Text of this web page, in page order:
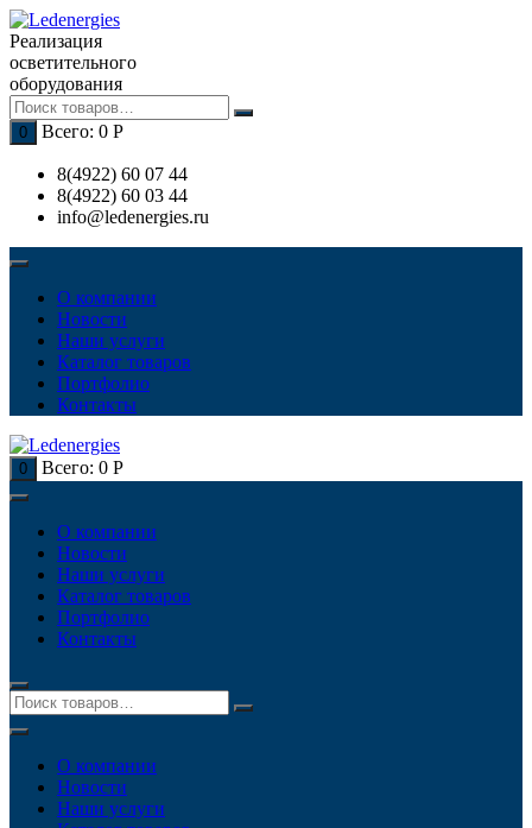
Перейти
к
содержимому
Реализация
осветительного
оборудования
0 Всего: 0 Р
8(4922) 60 07 44
8(4922) 60 03 44
info@ledenergies.ru
О компании
Новости
Наши услуги
Каталог товаров
Портфолио
Контакты
0 Всего: 0 Р
О компании
Новости
Наши услуги
Каталог товаров
Портфолио
Контакты
О компании
Новости
Наши услуги